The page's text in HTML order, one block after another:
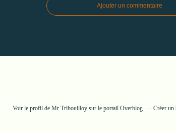
Ajouter un commentaire
Voir le profil de Mr Tribouilloy sur le portail Overblog Créer